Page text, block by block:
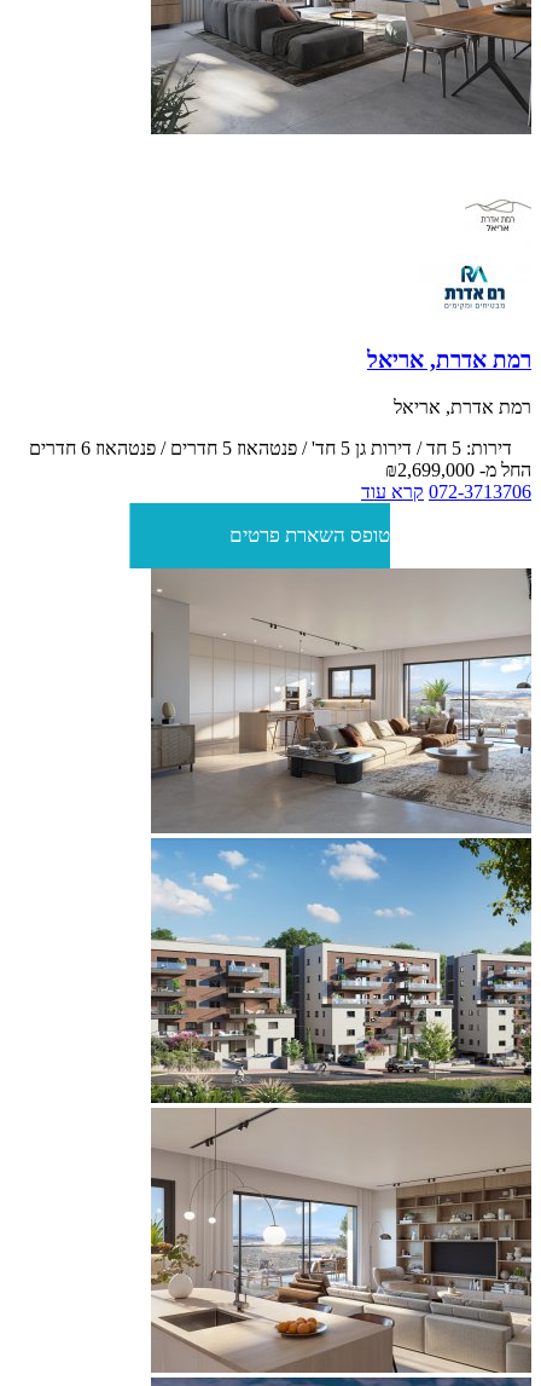
רמת אדרת, אריאל
רמת אדרת, אריאל
דירות: 5 חד / דירות גן 5 חד' / פנטהאוז 5 חדרים / פנטהאוז 6 חדרים
החל מ- ₪2,699,000
072-3713706 קרא עוד
טופס השארת פרטים